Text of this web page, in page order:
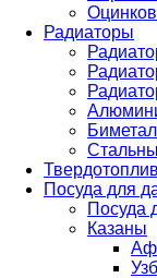
Радиаторы
Посуда для
Посуда
Казаны